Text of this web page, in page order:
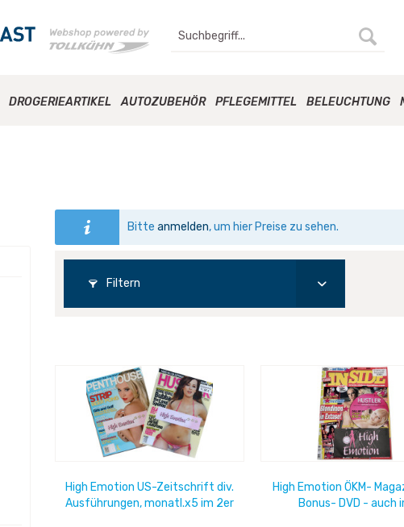
DROGERIEARTIKEL AUTOZUBEHÖR PFLEGEMITTEL BELEUCHTUNG
Bitte anmelden, um hier Preise zu sehen.
Filtern
High Emotion US-Zeitschrift div.
Ausführungen, monatl.x5 im 2er
High Emotion ÖKM-
Bonus- DVD - auch